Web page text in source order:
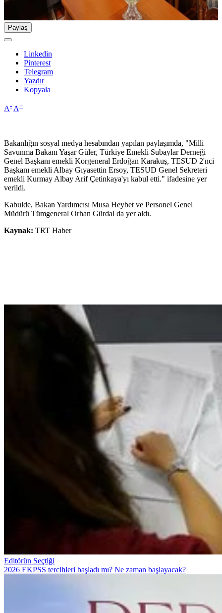
Paylaş
Linkedin
Pinterest
Telegram
Yazdır
Kopyala
A- A+
Bakanlığın sosyal medya hesabından yapılan paylaşımda, "Milli
Savunma Bakanı Yaşar Güler, Türkiye Emekli Subaylar Derneği
Genel Başkanı emekli Korgeneral Erdoğan Karakuş, TESUD 2'nci
Başkanı emekli Albay Gıyasettin Ersoy, TESUD Genel Sekreteri
emekli Kurmay Albay Arif Çetinkaya'yı kabul etti." ifadesine yer
verildi.
Kabulde, Bakan Yardımcısı Musa Heybet ve Personel Genel
Müdürü Tümgeneral Orhan Gürdal da yer aldı.
Kaynak: TRT Haber
Editörün Seçtiği
2026 EKPSS tercihleri başladı mı? Ne zaman başlayacak?